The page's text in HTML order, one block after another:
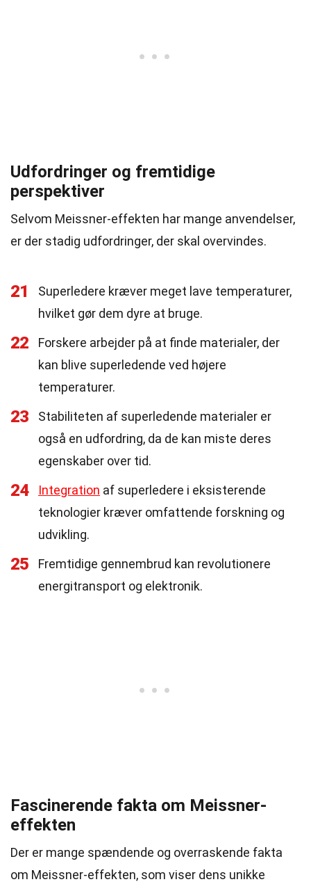
Udfordringer og fremtidige
perspektiver
Selvom Meissner-effekten har mange anvendelser,
er der stadig udfordringer, der skal overvindes.
21
Superledere kræver meget lave temperaturer,
hvilket gør dem dyre at bruge.
22
Forskere arbejder på at finde materialer, der
kan blive superledende ved højere
temperaturer.
23
Stabiliteten af superledende materialer er
også en udfordring, da de kan miste deres
egenskaber over tid.
24 Integration af superledere i eksisterende
teknologier kræver omfattende forskning og
udvikling.
25
Fremtidige gennembrud kan revolutionere
energitransport og elektronik.
Fascinerende fakta om Meissner-
effekten
Der er mange spændende og overraskende fakta
om Meissner-effekten, som viser dens unikke